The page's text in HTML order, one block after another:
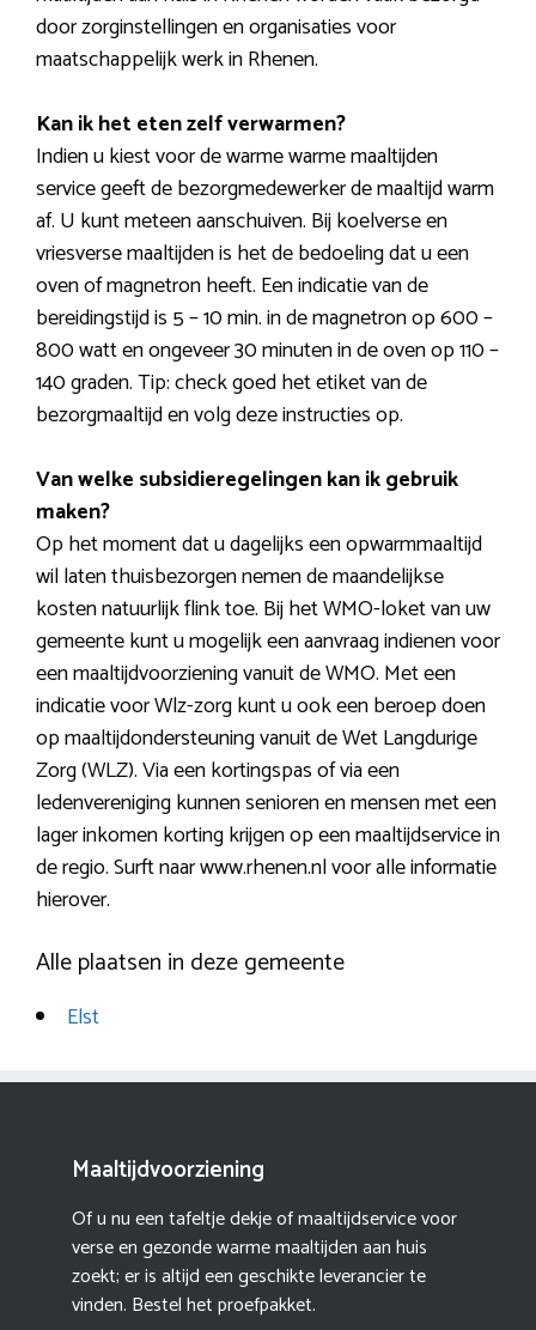
door zorginstellingen en organisaties voor
maatschappelijk werk in Rhenen.
Kan ik het eten zelf verwarmen?
Indien u kiest voor de warme warme maaltijden
service geeft de bezorgmedewerker de maaltijd warm
af. U kunt meteen aanschuiven. Bij koelverse en
vriesverse maaltijden is het de bedoeling dat u een
oven of magnetron heeft. Een indicatie van de
bereidingstijd is 5 – 10 min. in de magnetron op 600 –
800 watt en ongeveer 30 minuten in de oven op 110 –
140 graden. Tip: check goed het etiket van de
bezorgmaaltijd en volg deze instructies op.
Van welke subsidieregelingen kan ik gebruik
maken?
Op het moment dat u dagelijks een opwarmmaaltijd
wil laten thuisbezorgen nemen de maandelijkse
kosten natuurlijk flink toe. Bij het WMO-loket van uw
gemeente kunt u mogelijk een aanvraag indienen voor
een maaltijdvoorziening vanuit de WMO. Met een
indicatie voor Wlz-zorg kunt u ook een beroep doen
op maaltijdondersteuning vanuit de Wet Langdurige
Zorg (WLZ). Via een kortingspas of via een
ledenvereniging kunnen senioren en mensen met een
lager inkomen korting krijgen op een maaltijdservice in
de regio. Surft naar www.rhenen.nl voor alle informatie
hierover.
Alle plaatsen in deze gemeente
Elst
Maaltijdvoorziening
Of u nu een tafeltje dekje of maaltijdservice voor
verse en gezonde warme maaltijden aan huis
zoekt; er is altijd een geschikte leverancier te
vinden. Bestel het proefpakket.